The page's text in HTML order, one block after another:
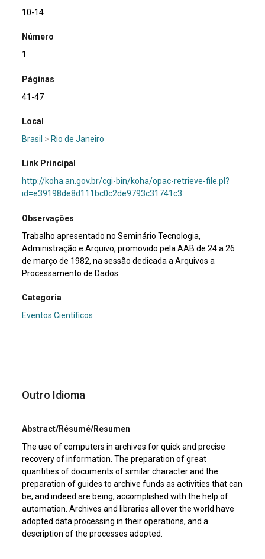
10-14
Número
1
Páginas
41-47
Local
Brasil > Rio de Janeiro
Link Principal
http://koha.an.gov.br/cgi-bin/koha/opac-retrieve-file.pl?
id=e39198de8d111bc0c2de9793c31741c3
Observações
Trabalho apresentado no Seminário Tecnologia,
Administração e Arquivo, promovido pela AAB de 24 a 26
de março de 1982, na sessão dedicada a Arquivos a
Processamento de Dados.
Categoria
Eventos Científicos
Outro Idioma
Abstract/Résumé/Resumen
The use of computers in archives for quick and precise
recovery of information. The preparation of great
quantities of documents of similar character and the
preparation of guides to archive funds as activities that can
be, and indeed are being, accomplished with the help of
automation. Archives and libraries all over the world have
adopted data processing in their operations, and a
description of the processes adopted.